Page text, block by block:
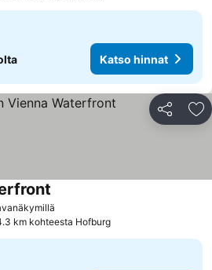
Katso hinnat
Jaa
km kohteesta Hofburg